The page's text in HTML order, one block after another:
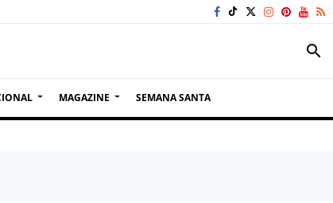
search
MAGAZINE SEMANA SANTA